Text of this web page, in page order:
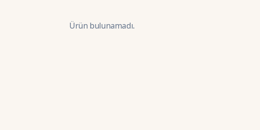
Ürün bulunamadı.